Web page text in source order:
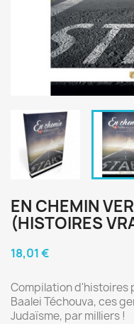
EN CHEMIN
(HISTOIRES
18,01 €
Compilation d'histoires
Baalei Téchouva, ces
Judaïsme, par milliers !